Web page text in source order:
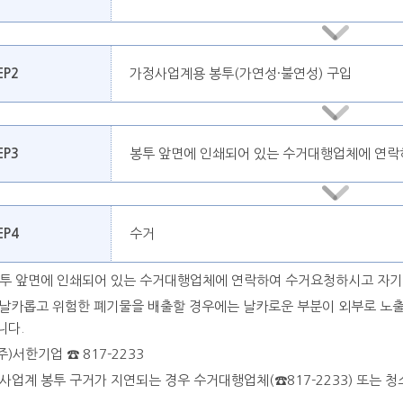
가정사업계용 봉투(가연성·불연성) 구입
봉투 앞면에 인쇄되어 있는 수거대행업체에 연
수거
앞면에 인쇄되어 있는 수거대행업체에 연락하여 수거요청하시고 자
카롭고 위험한 폐기물을 배출할 경우에는 날카로운 부분이 외부로
다.
)서한기업 ☎ 817-2233
업계 봉투 구거가 지연되는 경우 수거대행업체(☎817-2233) 또는